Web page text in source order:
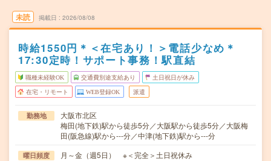
未読 掲載日 2026/08/08
時給1550円＊＜在宅あり！＞電話少なめ＊
17:30定時！サポート事務！駅直結
職種未経験OK 交通費別途支給あり 土日祝日が休み
在宅・リモート WEB登録OK 派遣
勤務地
大阪市北区
梅田(地下鉄)駅から徒歩5分／大阪駅から徒歩5分／大阪梅
田(阪急線)駅から---分／中津(地下鉄)駅から---分
曜日頻度 月～金（週5日） ※＜完全＞土日祝休み